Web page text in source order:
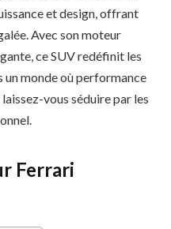
et design, offrant
Avec son moteur
ce SUV redéfinit les
un monde où performance
vous séduire par les
Ferrari